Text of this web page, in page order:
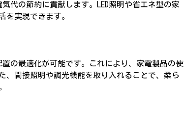
の節約に貢献します。LED照明や省エネ型の家
を実現できます。
の最適化が可能です。これにより、家電製品の使
、間接照明や調光機能を取り入れることで、柔ら